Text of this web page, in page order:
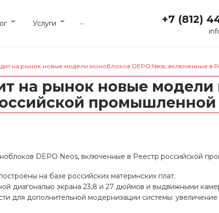
Услуги ... +7 (812)
на рынок новые модели моноблоков DEPO Neos, включенные
на рынок новые модели
DEPO Neos, включенные в Реестр российской
на базе российских материнских плат.
диагональю экрана 23,8 и 27 дюймов и выдвижными
для дополнительной модернизации системы: